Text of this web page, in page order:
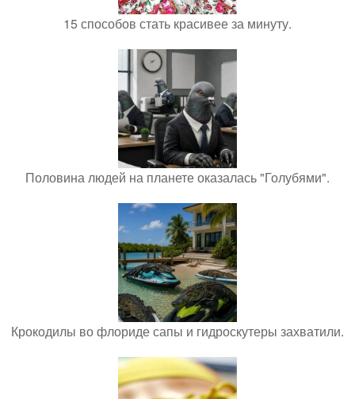
15 способов стать красивее за минуту.
Половина людей на планете оказалась "Голубями".
Крокодилы во флориде сапы и гидроскутеры захватили.